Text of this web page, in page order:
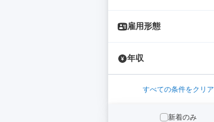
雇用形態
年収
すべての条件をクリア
新着のみ